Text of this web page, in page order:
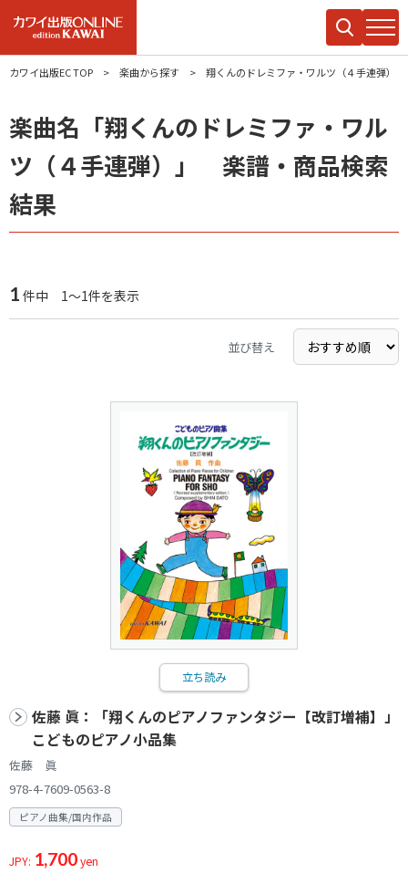
カワイ出版EC TOP 楽曲から探す 翔くんのドレミファ・ワルツ（４手連弾）
楽曲名「翔くんのドレミファ・ワル
ツ（４手連弾）」 楽譜・商品検索
結果
1 件中 1～1件を表示
並び替え
立ち読み
佐藤 眞：「翔くんのピアノファンタジー【改訂増補】」
こどものピアノ小品集
佐藤 眞
978-4-7609-0563-8
ピアノ曲集/国内作品
JPY: 1,700yen